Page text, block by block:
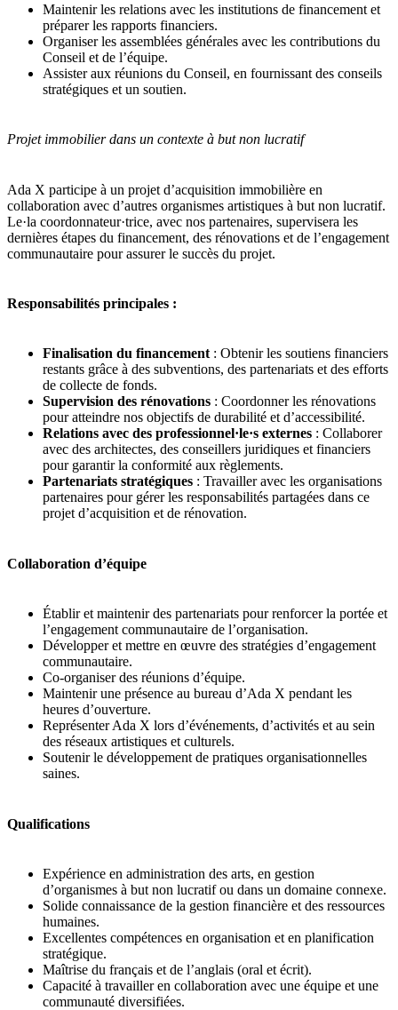
Maintenir les relations avec les institutions de financement et
préparer les rapports financiers.
Organiser les assemblées générales avec les contributions du
Conseil et de l’équipe.
Assister aux réunions du Conseil, en fournissant des conseils
stratégiques et un soutien.
Projet immobilier dans un contexte à but non lucratif
Ada X participe à un projet d’acquisition immobilière en
collaboration avec d’autres organismes artistiques à but non lucratif.
Le·la coordonnateur·trice, avec nos partenaires, supervisera les
dernières étapes du financement, des rénovations et de l’engagement
communautaire pour assurer le succès du projet.
Responsabilités principales :
Finalisation du financement : Obtenir les soutiens financiers
restants grâce à des subventions, des partenariats et des efforts
de collecte de fonds.
Supervision des rénovations : Coordonner les rénovations
pour atteindre nos objectifs de durabilité et d’accessibilité.
Relations avec des professionnel·le·s externes : Collaborer
avec des architectes, des conseillers juridiques et financiers
pour garantir la conformité aux règlements.
Partenariats stratégiques : Travailler avec les organisations
partenaires pour gérer les responsabilités partagées dans ce
projet d’acquisition et de rénovation.
Collaboration d’équipe
Établir et maintenir des partenariats pour renforcer la portée et
l’engagement communautaire de l’organisation.
Développer et mettre en œuvre des stratégies d’engagement
communautaire.
Co-organiser des réunions d’équipe.
Maintenir une présence au bureau d’Ada X pendant les
heures d’ouverture.
Représenter Ada X lors d’événements, d’activités et au sein
des réseaux artistiques et culturels.
Soutenir le développement de pratiques organisationnelles
saines.
Qualifications
Expérience en administration des arts, en gestion
d’organismes à but non lucratif ou dans un domaine connexe.
Solide connaissance de la gestion financière et des ressources
humaines.
Excellentes compétences en organisation et en planification
stratégique.
Maîtrise du français et de l’anglais (oral et écrit).
Capacité à travailler en collaboration avec une équipe et une
communauté diversifiées.